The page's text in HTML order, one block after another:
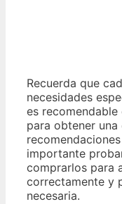
Recuerda que
necesidades
es
para obtener
importante
comprarlos para
correctamente y
necesaria.